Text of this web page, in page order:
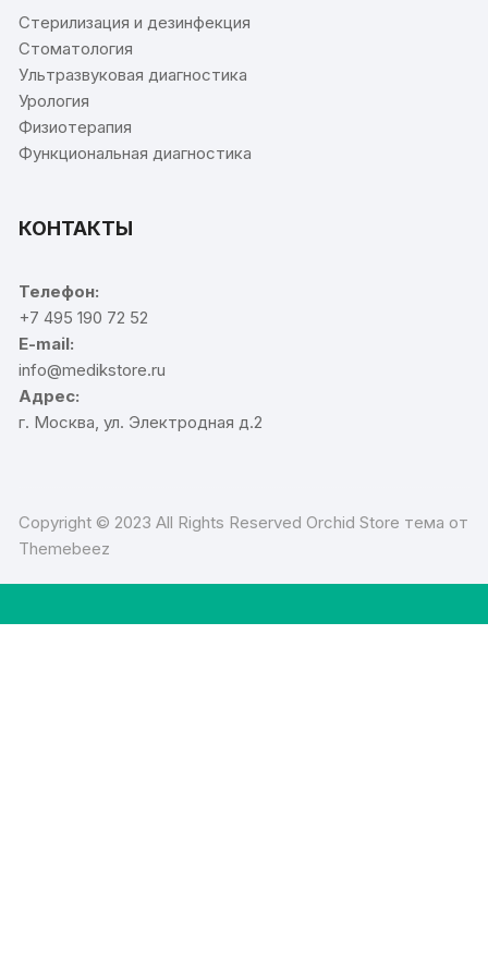
Стерилизация и дезинфекция
Стоматология
Ультразвуковая диагностика
Урология
Физиотерапия
Функциональная диагностика
КОНТАКТЫ
Телефон:
+7 495 190 72 52
E-mail:
info@medikstore.ru
Адрес:
г. Москва, ул. Электродная д.2
Copyright © 2023 All Rights Reserved Orchid Store тема от
Themebeez